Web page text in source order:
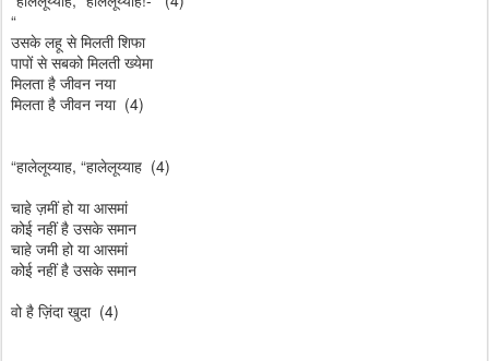
“
उसके लहू से मिलती शिफा
पापों से सबको मिलती ख्येमा
मिलता है जीवन नया
मिलता है जीवन नया (4)
“हालेलूय्याह, “हालेलूय्याह (4)
चाहे ज़मीं हो या आसमां
कोई नहीं है उसके समान
चाहे जमी हो या आसमां
कोई नहीं है उसके समान
वो है ज़िंदा खुदा (4)